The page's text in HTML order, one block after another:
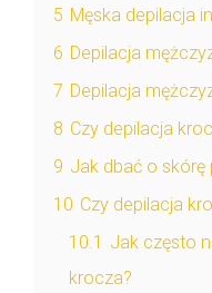
5 Męska depilacja
6 Depilacja
7 Depilacja
8 Czy depilacja
9 Jak dbać o skórę
10 Czy depilacja
10.1 Jak często
krocza?